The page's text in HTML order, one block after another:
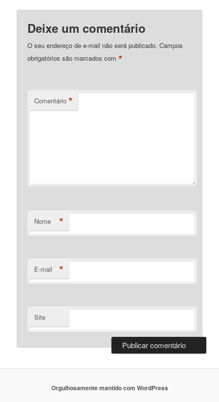
Deixe um comentário
O seu endereço de e-mail não será publicado. Campos
obrigatórios são marcados com*
Comentário *
Nome *
E-mail *
Site
Orgulhosamente mantido com WordPress